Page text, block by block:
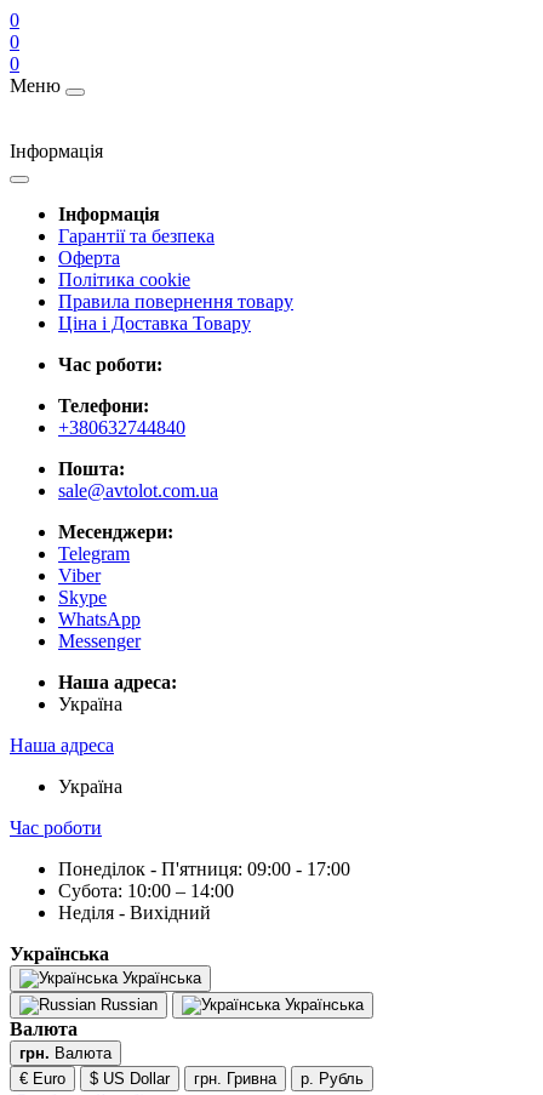
0
0
0
Меню
Інформація
Інформація
Гарантії та безпека
Оферта
Політика cookie
Правила повернення товару
Ціна і Доставка Товару
Час роботи:
Телефони:
+380632744840
Пошта:
sale@avtolot.com.ua
Месенджери:
Telegram
Viber
Skype
WhatsApp
Messenger
Наша адреса:
Українa
Наша адреса
Українa
Час роботи
Понеділок - П'ятниця: 09:00 - 17:00
Субота: 10:00 – 14:00
Неділя - Вихідний
Українська
Українська
Russian
Українська
Валюта
грн. Валюта
€ Euro
$ US Dollar грн. Гривна р. Рубль